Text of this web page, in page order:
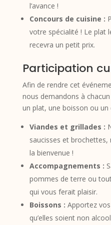
l’avance !
Concours de cuisine :
votre spécialité ! Le plat
recevra un petit prix.
Participation
Afin de rendre cet
nous demandons à
un plat, une boisson ou un
Viandes et grillades :
saucisses et
la bienvenue !
Accompagnements :
pommes de terre ou
qui vous ferait plaisir.
Boissons : Apportez
qu’elles soient non